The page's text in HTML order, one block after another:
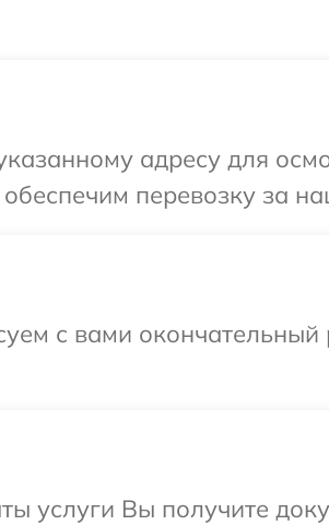
адресу для
перевозку за
с вами окончательный
услуги Вы получите